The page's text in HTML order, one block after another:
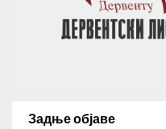
Задње објаве